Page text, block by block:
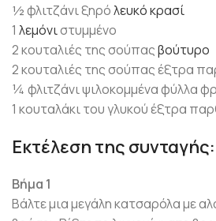
½ φλιτζάνι ξηρόλευκό κρασί
1 λεμόνιστυμμένο
2 κουταλιές της σούπαςβούτυρο
2 κουταλιές της σούπας έξτρα
¼ φλιτζάνι ψιλοκομμένα φύλλα
1 κουταλάκι του γλυκού έξτρα
Εκτέλεση της συνταγής:
Βήμα 1
Βάλτε μια μεγάλη κατσαρόλα με